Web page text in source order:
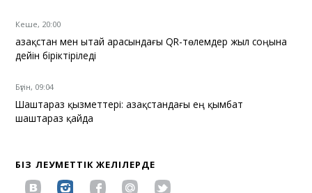
Кеше, 20:00
Қазақстан мен Қытай арасындағы QR-төлемдер жыл соңына
дейін біріктіріледі
Бүгін, 09:04
Шаштараз қызметтері: Қазақстандағы ең қымбат
шаштараз қайда
БІЗ ӘЛЕУМЕТТІК ЖЕЛІЛЕРДЕ